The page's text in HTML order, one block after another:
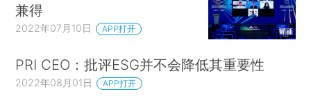
兼得
2022年07月10日 APP打开
PRI CEO：批评ESG并不会降低其重要性
2022年08月01日 APP打开